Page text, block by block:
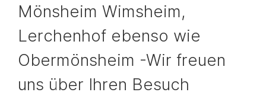
Mönsheim Wimsheim,
Lerchenhof ebenso wie
Obermönsheim -Wir freuen
uns über Ihren Besuch